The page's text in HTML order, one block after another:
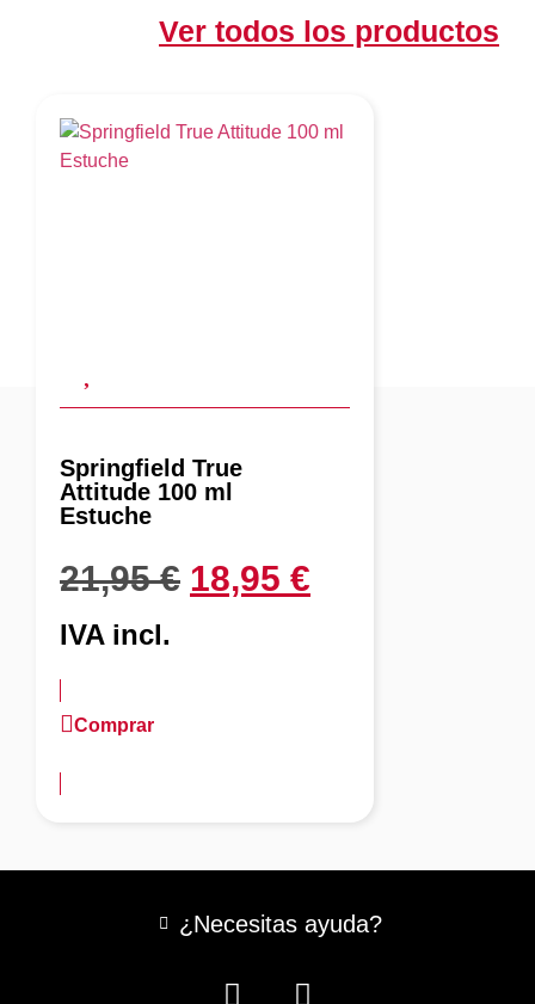
Ver todos los productos
Springfield True
Attitude 100 ml
Estuche
21,95€ 18,95 €
IVA incl.
Comprar
¿Necesitas ayuda?